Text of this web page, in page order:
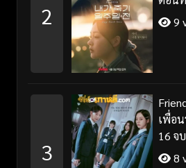
2
ซับไท
9
3
เพื่อ
16 จ
8